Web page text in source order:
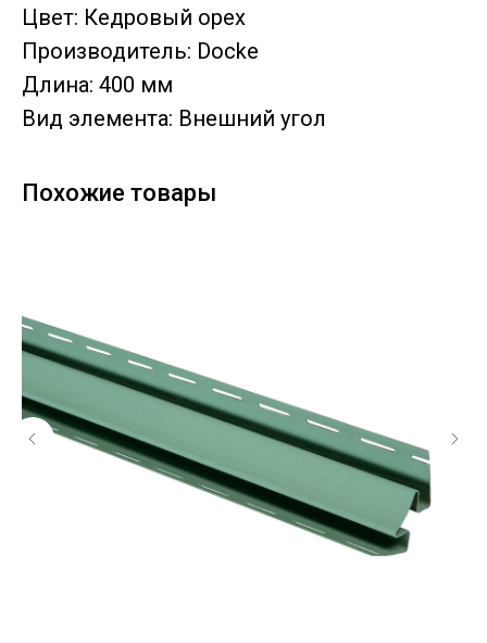
Цвет: Кедровый орех
Производитель: Docke
Длина: 400 мм
Вид элемента: Внешний угол
Похожие товары